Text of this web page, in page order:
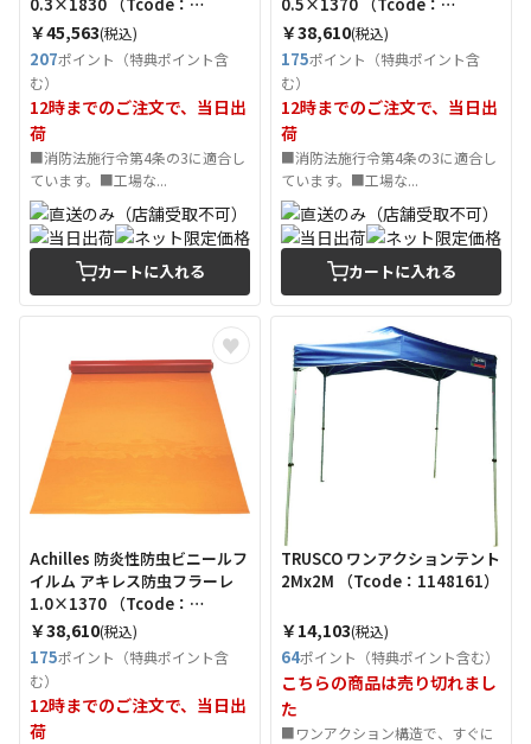
4556976）
￥45,563(税込)
207ポイント（特典ポイント含
む）
12時までのご注文で、当日出
荷
■消防法施行令第4条の3に適合し
ています。■工場な...
カートに入れる
4556984）
￥38,610(税込)
175ポイント（特典ポイント含
む）
12時までのご注文で、当日出
荷
■消防法施行令第4条の3に適合し
ています。■工場な...
カートに入れる
Achilles 防炎性防虫ビニールフ
イルム アキレス防虫フラーレ
1.0×1370 （Tcode：
4556992）
￥38,610(税込)
175ポイント（特典ポイント含
む）
12時までのご注文で、当日出
荷
TRUSCO ワンアクションテント
2Mx2M （Tcode：1148161）
￥14,103(税込)
64ポイント（特典ポイント含む）
こちらの商品は売り切れまし
た
■ワンアクション構造で、すぐに